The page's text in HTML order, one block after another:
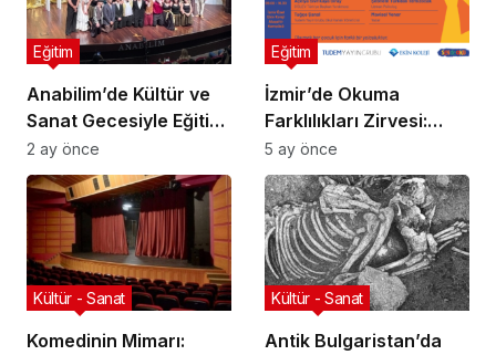
Anabilim’de Kültür ve
Sanat Gecesiyle Eğitim
Yılı Sona Erdi
Eğitim
2 ay önce
İzmir’de Okuma
Farklılıkları Zirvesi:
Neden Önemli?
Eğitim
5 ay önce
Komedinin Mimarı:
Kültür - Sanat
Antik Bulgaristan’da
Kültür - Sanat